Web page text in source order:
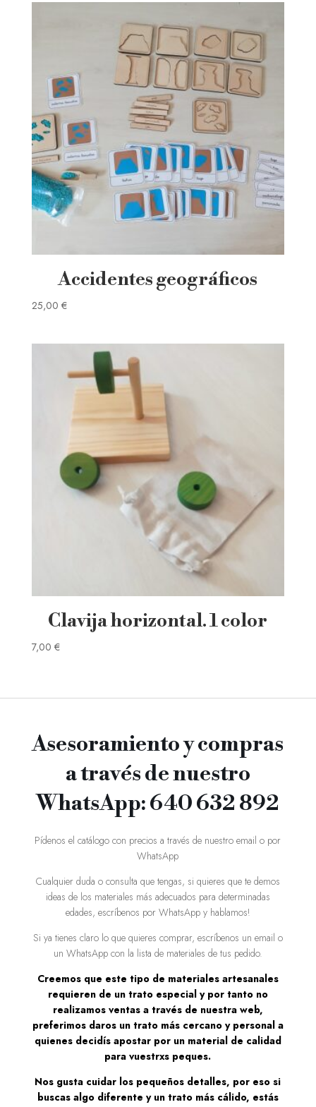
Accidentes geográficos
25,00 €
Clavija horizontal. 1 color
7,00 €
Asesoramiento y compras
a través de nuestro
WhatsApp: 640 632 892
Pídenos el catálogo con precios a través de nuestro email o por
WhatsApp
Cualquier duda o consulta que tengas, si quieres que te demos
ideas de los materiales más adecuados para determinadas
edades, escríbenos por WhatsApp y hablamos!
Si ya tienes claro lo que quieres comprar, escríbenos un email o
un WhatsApp con la lista de materiales de tus pedido.
Creemos que este tipo de materiales artesanales
requieren de un trato especial y por tanto no
realizamos ventas a través de nuestra web,
preferimos daros un trato más cercano y personal a
quienes decidís apostar por un material de calidad
para vuestrxs peques.
Nos gusta cuidar los pequeños detalles, por eso si
buscas algo diferente y un trato más cálido, estás